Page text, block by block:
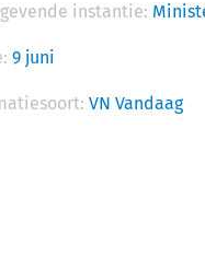
instantie:
9 juni
VN Vandaag